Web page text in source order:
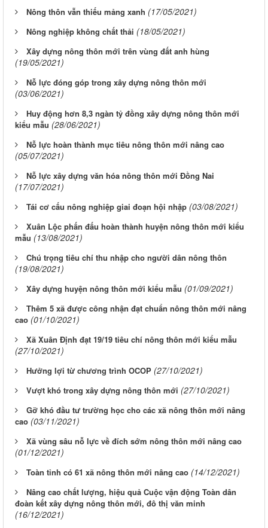
Nông thôn vẫn thiếu mảng xanh (17/05/2021)
Nông nghiệp không chất thải (18/05/2021)
Xây dựng nông thôn mới trên vùng đất anh hùng
(19/05/2021)
Nỗ lực đóng góp trong xây dựng nông thôn mới
(03/06/2021)
Huy động hơn 8,3 ngàn tỷ đồng xây dựng nông thôn mới
kiểu mẫu (28/06/2021)
Nỗ lực hoàn thành mục tiêu nông thôn mới nâng cao
(05/07/2021)
Nỗ lực xây dựng văn hóa nông thôn mới Đồng Nai
(17/07/2021)
Tái cơ cấu nông nghiệp giai đoạn hội nhập (03/08/2021)
Xuân Lộc phấn đấu hoàn thành huyện nông thôn mới kiểu
mẫu (13/08/2021)
Chú trọng tiêu chí thu nhập cho người dân nông thôn
(19/08/2021)
Xây dựng huyện nông thôn mới kiểu mẫu (01/09/2021)
Thêm 5 xã được công nhận đạt chuẩn nông thôn mới nâng
cao (01/10/2021)
Xã Xuân Định đạt 19/19 tiêu chí nông thôn mới kiểu mẫu
(27/10/2021)
Hưởng lợi từ chương trình OCOP (27/10/2021)
Vượt khó trong xây dựng nông thôn mới (27/10/2021)
Gỡ khó đầu tư trường học cho các xã nông thôn mới nâng
cao (03/11/2021)
Xã vùng sâu nỗ lực về đích sớm nông thôn mới nâng cao
(01/12/2021)
Toàn tỉnh có 61 xã nông thôn mới nâng cao (14/12/2021)
Nâng cao chất lượng, hiệu quả Cuộc vận động Toàn dân
đoàn kết xây dựng nông thôn mới, đô thị văn minh
(16/12/2021)